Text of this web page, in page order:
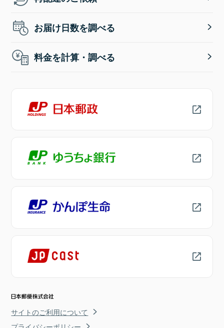
お届け日数を調べる
料金を計算・調べる
サイトのご利用について